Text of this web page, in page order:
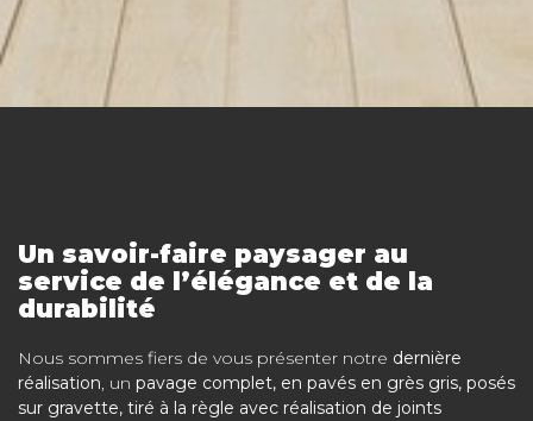
Un savoir-faire paysager au
service de l’élégance et de la
durabilité
Nous sommes fiers de vous présenter notre dernière
réalisation, un pavage complet, en pavés en grès gris, posés
sur gravette, tiré à la règle avec réalisation de joints